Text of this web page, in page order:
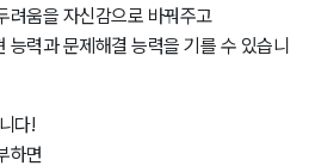
려움을 자신감으로 바꿔주고
능력과 문제해결 능력을 기를 수 있습니
다!
하면